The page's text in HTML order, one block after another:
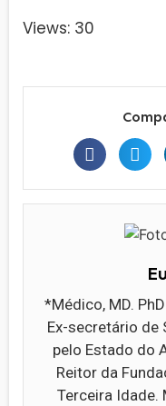
Views: 30
*Médico, MD.
Ex-secretário de
pelo Estado do
Reitor da
Terceira Idade.